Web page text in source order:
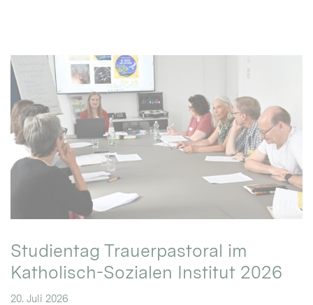
Studientag Trauerpastoral im
Katholisch-Sozialen Institut 2026
20. Juli 2026